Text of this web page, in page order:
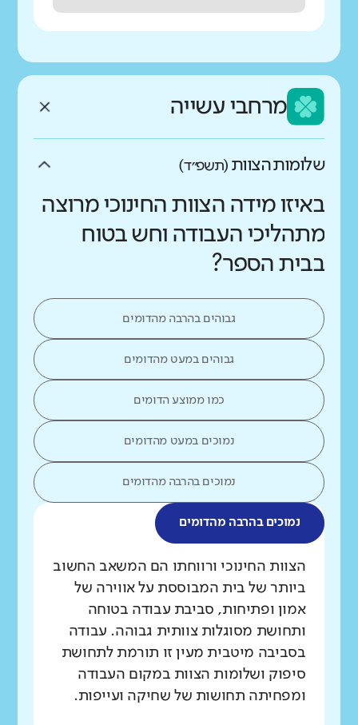
מרחבי עשייה
שלומות הצוות (תשפ״ד)
באיזו מידה הצוות החינוכי מרוצה
מתהליכי העבודה וחש בטוח
בבית הספר?
גבוהים בהרבה מהדומים
גבוהים במעט מהדומים
כמו ממוצע הדומים
נמוכים במעט מהדומים
נמוכים בהרבה מהדומים
נמוכים בהרבה מהדומים
הצוות החינוכי ורווחתו הם המשאב החשוב
ביותר של בית המבוססת על אווירה של
אמון ופתיחות, סביבת עבודה בטוחה
ותחושת מסוגלות צוותית גבוהה. עבודה
בסביבה מיטבית מעין זו תורמת לתחושת
סיפוק ושלומות הצוות במקום העבודה
ומפחיתה תחושות של שחיקה ועייפות.